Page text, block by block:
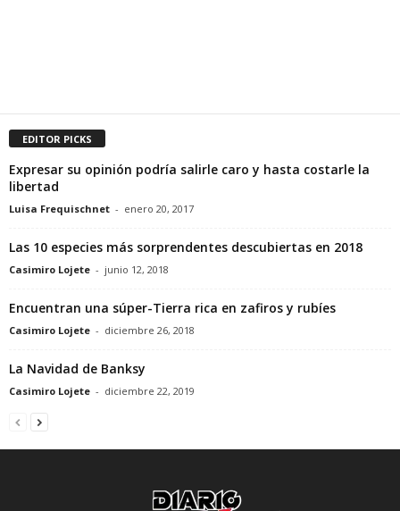
EDITOR PICKS
Expresar su opinión podría salirle caro y hasta costarle la
libertad
Luisa Frequischnet - enero 20, 2017
Las 10 especies más sorprendentes descubiertas en 2018
Casimiro Lojete - junio 12, 2018
Encuentran una súper-Tierra rica en zafiros y rubíes
Casimiro Lojete - diciembre 26, 2018
La Navidad de Banksy
Casimiro Lojete - diciembre 22, 2019